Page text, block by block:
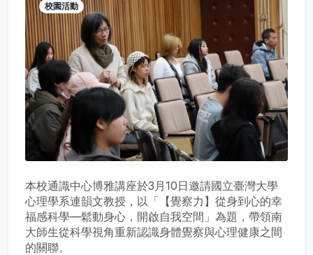
校園活動
本校通識中心博雅講座於3月10日邀請國立臺灣大學
心理學系連韻文教授，以「【覺察力】從身到心的幸
福感科學—鬆動身心，開啟自我空間」為題，帶領南
大師生從科學視角重新認識身體覺察與心理健康之間
的關聯。